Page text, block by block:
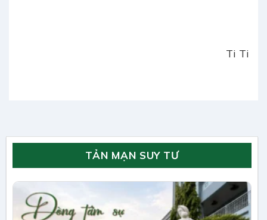
Ti Ti
TẢN MẠN SUY TƯ